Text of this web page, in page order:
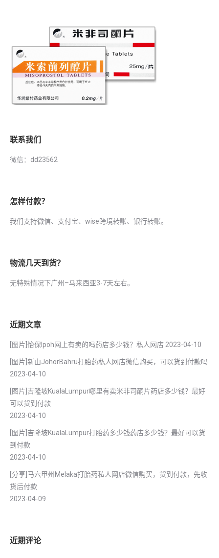
联系我们
微信：dd23562
怎样付款？
我们支持微信、支付宝、wise跨境转账、银行转账。
物流几天到货？
无特殊情况下广州–马来西亚3-7天左右。
近期文章
[图片]怡保lpoh网上有卖的吗药店多少钱？私人网店 2023-04-10
[图片]新山JohorBahru打胎药私人网店微信购买，可以货到付款吗
2023-04-10
[图片]吉隆坡KualaLumpur哪里有卖米非司酮片药店多少钱？最好
可以货到付款
2023-04-10
[图片]吉隆坡KualaLumpur打胎药多少钱药店多少钱？最好可以货
到付款
2023-04-10
[分享]马六甲州Melaka打胎药私人网店微信购买，货到付款，先收
货后付款
2023-04-09
近期评论